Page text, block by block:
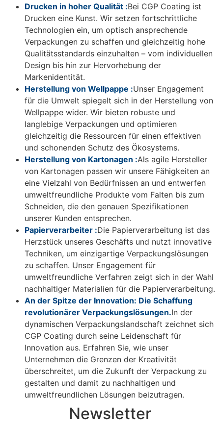
Drucken in hoher Qualität :Bei CGP Coating ist
Drucken eine Kunst. Wir setzen fortschrittliche
Technologien ein, um optisch ansprechende
Verpackungen zu schaffen und gleichzeitig hohe
Qualitätsstandards einzuhalten – vom individuellen
Design bis hin zur Hervorhebung der
Markenidentität.
Herstellung von Wellpappe :Unser Engagement
für die Umwelt spiegelt sich in der Herstellung von
Wellpappe wider. Wir bieten robuste und
langlebige Verpackungen und optimieren
gleichzeitig die Ressourcen für einen effektiven
und schonenden Schutz des Ökosystems.
Herstellung von Kartonagen :Als agile Hersteller
von Kartonagen passen wir unsere Fähigkeiten an
eine Vielzahl von Bedürfnissen an und entwerfen
umweltfreundliche Produkte vom Falten bis zum
Schneiden, die den genauen Spezifikationen
unserer Kunden entsprechen.
Papierverarbeiter :Die Papierverarbeitung ist das
Herzstück unseres Geschäfts und nutzt innovative
Techniken, um einzigartige Verpackungslösungen
zu schaffen. Unser Engagement für
umweltfreundliche Verfahren zeigt sich in der Wahl
nachhaltiger Materialien für die Papierverarbeitung.
An der Spitze der Innovation: Die Schaffung
revolutionärer Verpackungslösungen.In der
dynamischen Verpackungslandschaft zeichnet sich
CGP Coating durch seine Leidenschaft für
Innovation aus. Erfahren Sie, wie unser
Unternehmen die Grenzen der Kreativität
überschreitet, um die Zukunft der Verpackung zu
gestalten und damit zu nachhaltigen und
umweltfreundlichen Lösungen beizutragen.
Newsletter